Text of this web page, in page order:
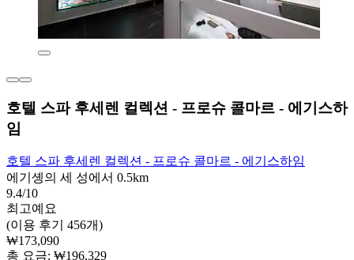
호텔 스파 후세렌 컬렉션 - 프로슈 콜마르 - 에기스하
임
호텔 스파 후세렌 컬렉션 - 프로슈 콜마르 - 에기스하임
에기솅의 세 성에서 0.5km
9.4/10
최고예요
(이용 후기 456개)
₩173,090
총 요금: ₩196,329